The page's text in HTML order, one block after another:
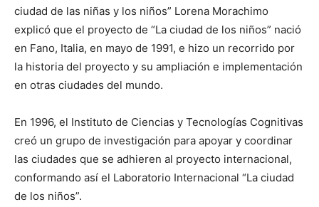
ciudad de las niñas y los niños” Lorena Morachimo
explicó que el proyecto de “La ciudad de los niños” nació
en Fano, Italia, en mayo de 1991, e hizo un recorrido por
la historia del proyecto y su ampliación e implementación
en otras ciudades del mundo.
En 1996, el Instituto de Ciencias y Tecnologías Cognitivas
creó un grupo de investigación para apoyar y coordinar
las ciudades que se adhieren al proyecto internacional,
conformando así el Laboratorio Internacional “La ciudad
de los niños”.